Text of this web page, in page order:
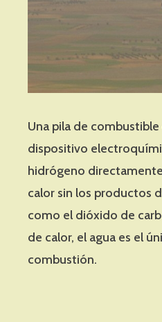
Una pila de combustible
dispositivo
hidrógeno
calor sin los productos
como el dióxido de
de calor, el agua es el
combustión.